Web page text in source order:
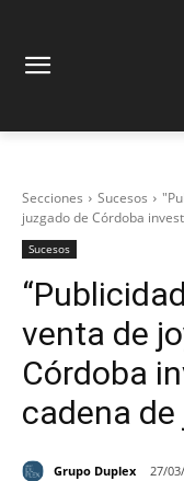
Secciones Sucesos
juzgado de Córdoba
Sucesos
venta de
Córdoba
cadena de
Grupo Duplex 27/